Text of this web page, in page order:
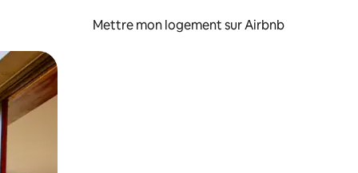
Mettre mon logement sur Airbnb